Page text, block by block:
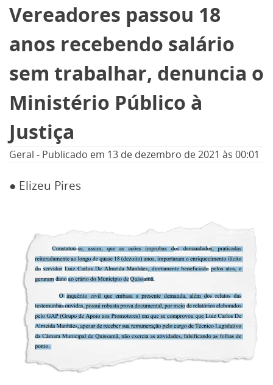
Cidades
Opinião
Informe especial
Vereadores passou 18
anos recebendo salário
sem trabalhar, denuncia o
Ministério Público à
Justiça
Geral - Publicado em 13 de dezembro de 2021 às 00:01
● Elizeu Pires